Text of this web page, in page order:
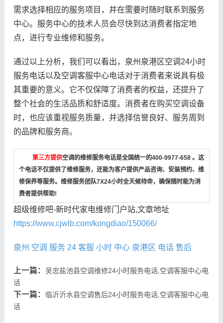
需求选择相应的服务项目，并在需要时随时联系到服务
中心。服务中心的技术人员会尽快到达消费者指定地
点，进行专业维修和服务。
通过以上分析，我们可以看出，泉州泉港区空调24小时
服务电话以及空调客服中心电话对于消费者来说具有极
其重要的意义。它不仅保障了消费者的权益，还提升了
整个社会的生活品质和舒适度。消费者在购买空调设备
时，也应该重视服务质量，并选择信誉良好、服务周到
的品牌和服务商。
第三方提供空调的维修服务电话是全国统一的400-9977-658 。这
个电话不仅提供了维修服务，还能为客户提供产品咨询、安装预约、维
修保养等服务。维修服务团队7X24小时全天候待命，确保随时能为消
费者提供帮助!
超级维修吧-新时代家电维修门户站,文章地址
https://www.cjwlb.com/kongdiao/150066/
泉州 空调 服务 24 客服 小时 中心 泉港区 电话 售后
上一篇： 吴忠盐池县空调维修24小时服务电话,空调客服中心电
话
下一篇： 临沂沂水县空调售后24小时服务电话,空调客服中心电
话